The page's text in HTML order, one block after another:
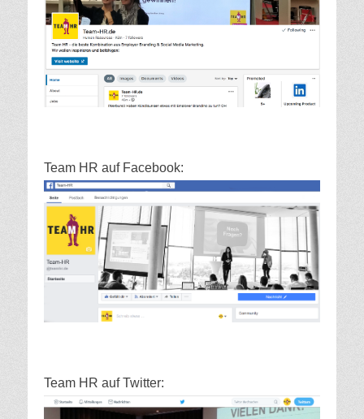
Team HR auf Facebook:
Team HR auf Twitter: